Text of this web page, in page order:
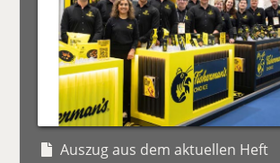
Auszug aus dem aktuellen Heft